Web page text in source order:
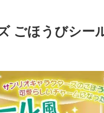
ごほうびシー